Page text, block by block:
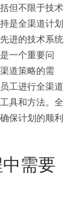
但不限于技术
是全渠道计划
进的技术系统
一个重要问
道策略的需
工进行全渠道
具和方法。全
保计划的顺利
需要